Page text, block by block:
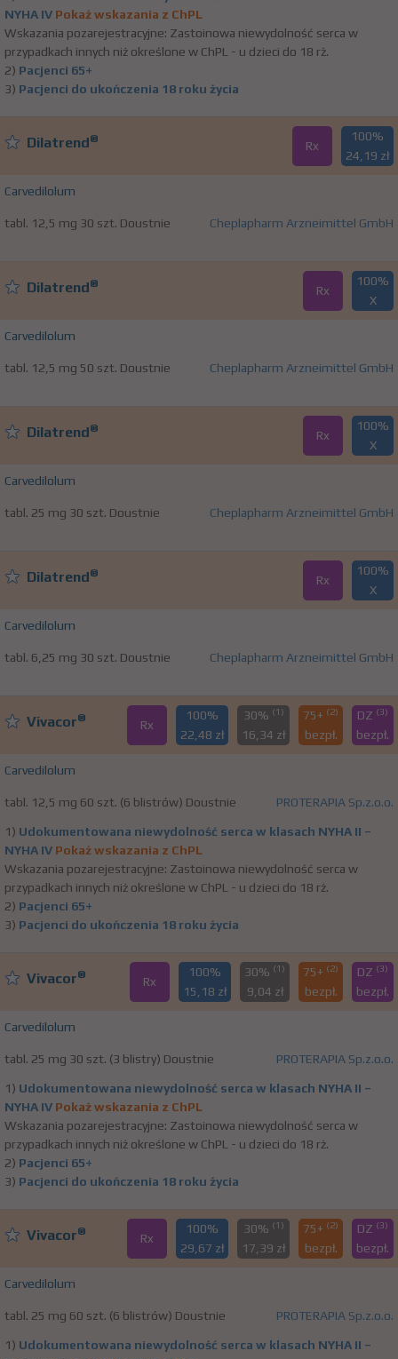
NYHA IV Pokaż wskazania z ChPL
Wskazania pozarejestracyjne: Zastoinowa niewydolność serca w
przypadkach innych niż określone w ChPL - u dzieci do 18 rż.
2) Pacjenci 65+
3) Pacjenci do ukończenia 18 roku życia
Dilatrend® Rx
100%
24,19 zł
Carvedilolum
tabl. 12,5 mg 30 szt. Doustnie Cheplapharm Arzneimittel GmbH
Dilatrend® Rx
100%
X
Carvedilolum
tabl. 12,5 mg 50 szt. Doustnie Cheplapharm Arzneimittel GmbH
Dilatrend® Rx
100%
X
Carvedilolum
tabl. 25 mg 30 szt. Doustnie Cheplapharm Arzneimittel GmbH
Dilatrend® Rx
100%
X
Carvedilolum
tabl. 6,25 mg 30 szt. Doustnie Cheplapharm Arzneimittel GmbH
Vivacor® Rx
100%
22,48 zł
30% (1)
16,34 zł
75+ (2)
bezpł.
DZ (3)
bezpł.
Carvedilolum
tabl. 12,5 mg 60 szt. (6 blistrów) Doustnie PROTERAPIA Sp.z.o.o.
1) Udokumentowana niewydolność serca w klasach NYHA II –
NYHA IV Pokaż wskazania z ChPL
Wskazania pozarejestracyjne: Zastoinowa niewydolność serca w
przypadkach innych niż określone w ChPL - u dzieci do 18 rż.
2) Pacjenci 65+
3) Pacjenci do ukończenia 18 roku życia
Vivacor® Rx
100%
15,18 zł
30% (1)
9,04 zł
75+ (2)
bezpł.
DZ (3)
bezpł.
Carvedilolum
tabl. 25 mg 30 szt. (3 blistry) Doustnie PROTERAPIA Sp.z.o.o.
1) Udokumentowana niewydolność serca w klasach NYHA II –
NYHA IV Pokaż wskazania z ChPL
Wskazania pozarejestracyjne: Zastoinowa niewydolność serca w
przypadkach innych niż określone w ChPL - u dzieci do 18 rż.
2) Pacjenci 65+
3) Pacjenci do ukończenia 18 roku życia
Vivacor® Rx
100%
29,67 zł
30% (1)
17,39 zł
75+ (2)
bezpł.
DZ (3)
bezpł.
Carvedilolum
tabl. 25 mg 60 szt. (6 blistrów) Doustnie PROTERAPIA Sp.z.o.o.
1) Udokumentowana niewydolność serca w klasach NYHA II –